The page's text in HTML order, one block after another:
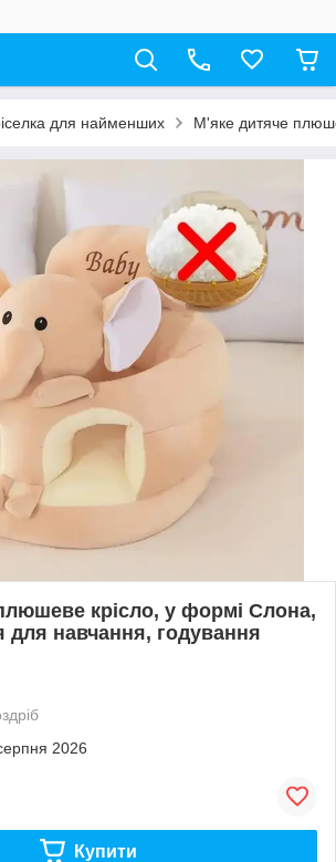
для найменших М'яке дитяче
крісло, у формі Слона,
для навчання, годування
2026
Купити